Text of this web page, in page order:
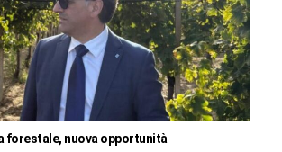
forestale, nuova opportunità